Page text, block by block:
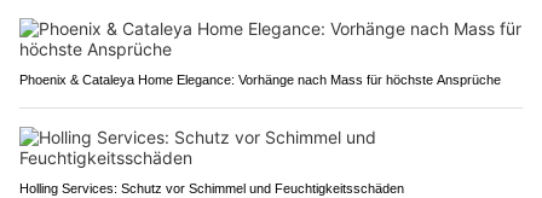
Phoenix & Cataleya Home Elegance: Vorhänge nach Mass für höchste Ansprüche
Holling Services: Schutz vor Schimmel und Feuchtigkeitsschäden